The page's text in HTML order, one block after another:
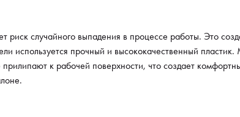
случайного выпадения в процессе работы. Это
используется прочный и высококачественный
к рабочей поверхности, что создает